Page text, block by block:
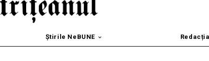
Știrile NeBUNE Redacția